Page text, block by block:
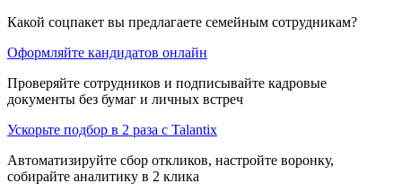
Какой соцпакет вы предлагаете семейным сотрудникам?
Оформляйте кандидатов онлайн
Проверяйте сотрудников и подписывайте кадровые
документы без бумаг и личных встреч
Ускорьте подбор в 2 раза с Talantix
Автоматизируйте сбор откликов, настройте воронку,
собирайте аналитику в 2 клика